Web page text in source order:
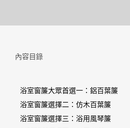
內容目錄
浴室窗簾大眾首選一：鋁百葉簾
浴室窗簾選擇二：仿木百葉簾
浴室窗簾選擇三：浴用風琴簾